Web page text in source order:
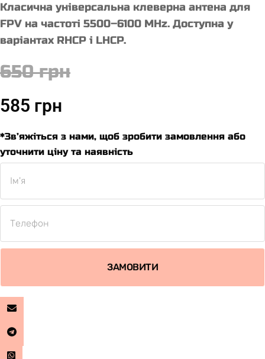
Класична універсальна клеверна антена для
FPV на частоті 5500–6100 MHz. Доступна у
варіантах RHCP і LHCP.
650 грн
585 грн
*Зв’яжіться з нами, щоб зробити замовлення або
уточнити ціну та наявність
ЗАМОВИТИ